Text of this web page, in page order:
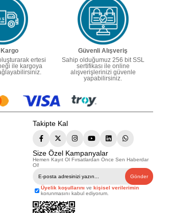
Kargo
ertesi
ile kargoya
Güvenli Alışveriş
Sahip olduğumuz 256 bit SSL
sertifikası ile online
alışverişlerinizi güvenle
yapabilirsiniz.
Takipte Kal
Size Özel Kampanyalar
Hemen Kayıt Ol Fırsatlardan Önce Sen Haberdar
Ol!
Gönder
Üyelik koşullarını ve kişisel verilerimin
korunmasını kabul ediyorum.